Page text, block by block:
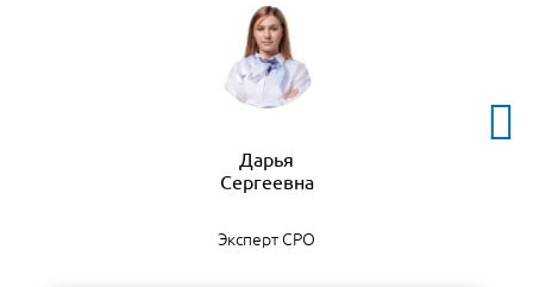
Дарья
Сергеевна
Эксперт СРО